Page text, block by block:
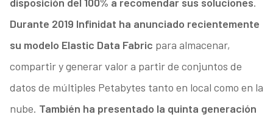
disposición del 100% a recomendar sus soluciones.
Durante 2019 Infinidat ha anunciado recientemente
su modelo Elastic Data Fabric para almacenar,
compartir y generar valor a partir de conjuntos de
datos de múltiples Petabytes tanto en local como en la
nube. También ha presentado la quinta generación